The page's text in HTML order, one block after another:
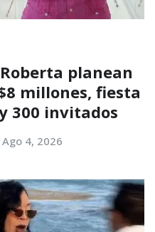
planean
millones, fiesta
300 invitados
Ago 4, 2026